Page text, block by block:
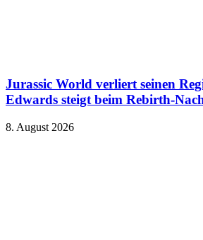
Jurassic World verliert seinen
Edwards steigt beim Rebirth-
8. August 2026